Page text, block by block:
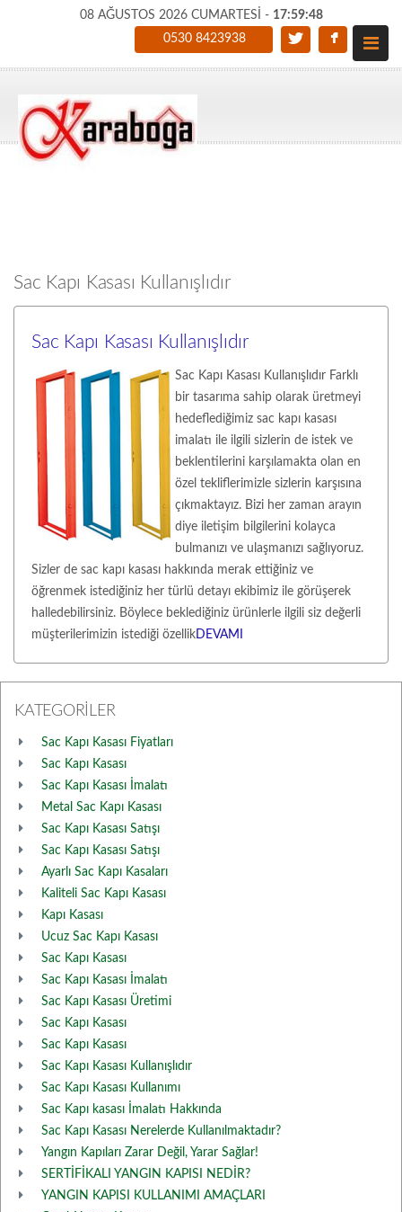
08 AĞUSTOS 2026 CUMARTESİ - 17:59:49
0530 8423938
Sac Kapı Kasası Kullanışlıdır
Sac Kapı Kasası Kullanışlıdır
Sac Kapı Kasası Kullanışlıdır Farklı
bir tasarıma sahip olarak üretmeyi
hedeflediğimiz sac kapı kasası
imalatı ile ilgili sizlerin de istek ve
beklentilerini karşılamakta olan en
özel tekliflerimizle sizlerin karşısına
çıkmaktayız. Bizi her zaman arayın
diye iletişim bilgilerini kolayca
bulmanızı ve ulaşmanızı sağlıyoruz.
Sizler de sac kapı kasası hakkında merak ettiğiniz ve
öğrenmek istediğiniz her türlü detayı ekibimiz ile görüşerek
halledebilirsiniz. Böylece beklediğiniz ürünlerle ilgili siz değerli
müşterilerimizin istediği özellikDEVAMI
KATEGORİLER
Sac Kapı Kasası Fiyatları
Sac Kapı Kasası
Sac Kapı Kasası İmalatı
Metal Sac Kapı Kasası
Sac Kapı Kasası Satışı
Sac Kapı Kasası Satışı
Ayarlı Sac Kapı Kasaları
Kaliteli Sac Kapı Kasası
Kapı Kasası
Ucuz Sac Kapı Kasası
Sac Kapı Kasası
Sac Kapı Kasası İmalatı
Sac Kapı Kasası Üretimi
Sac Kapı Kasası
Sac Kapı Kasası
Sac Kapı Kasası Kullanışlıdır
Sac Kapı Kasası Kullanımı
Sac Kapı kasası İmalatı Hakkında
Sac Kapı Kasası Nerelerde Kullanılmaktadır?
Yangın Kapıları Zarar Değil, Yarar Sağlar!
SERTİFİKALI YANGIN KAPISI NEDİR?
YANGIN KAPISI KULLANIMI AMAÇLARI